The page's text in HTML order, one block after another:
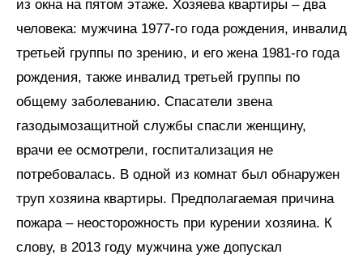
из окна на пятом этаже. Хозяева квартиры – два
человека: мужчина 1977-го года рождения, инвалид
третьей группы по зрению, и его жена 1981-го года
рождения, также инвалид третьей группы по
общему заболеванию. Спасатели звена
газодымозащитной службы спасли женщину,
врачи ее осмотрели, госпитализация не
потребовалась. В одной из комнат был обнаружен
труп хозяина квартиры. Предполагаемая причина
пожара – неосторожность при курении хозяина. К
слову, в 2013 году мужчина уже допускал